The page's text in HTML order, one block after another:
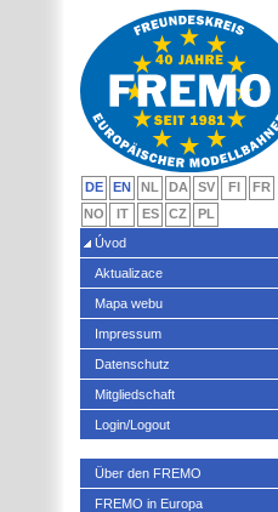
DE EN NL DA SV FI
FR
NO
IT ES CZ
PL
Úvod
Aktualizace
Mapa webu
Impressum
Datenschutz
Mitgliedschaft
Login/Logout
Über den FREMO
FREMO in Europa